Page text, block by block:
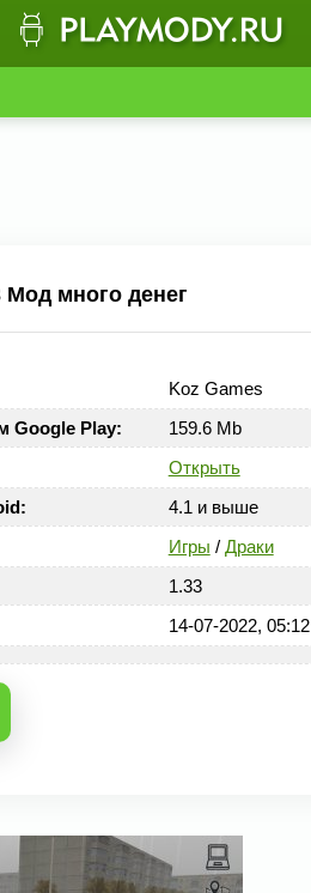
много денег
Koz Games
Google Play:
159.6 Mb
Открыть
4.1 и выше
Игры / Драки
1.33
14-07-2022, 05:12